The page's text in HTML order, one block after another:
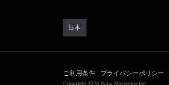
日本
ご利用条件 プライバシーポリシー
Copyright 2026 Sony Marketing Inc.